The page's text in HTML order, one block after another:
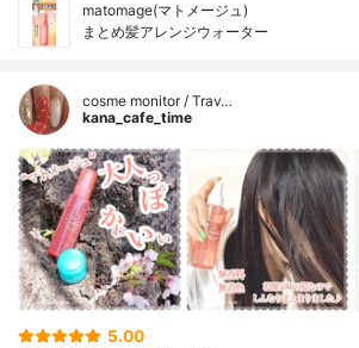
matomage(マトメージュ)
まとめ髪アレンジウォーター
cosme monitor / Trav…
kana_cafe_time
5.00